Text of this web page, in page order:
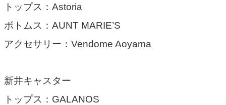
トップス：‎‎Astoria
ボトムス：AUNT MARIE’S
アクセサリー：Vendome Aoyama
新井キャスター
トップス：GALANOS